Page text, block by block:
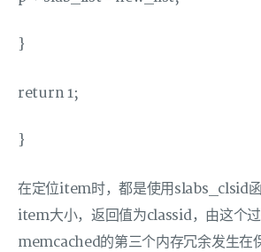
}
return 1;
}
在定位item时，都是使用slabs_clsid
item大小，返回值为classid，由这个过
memcached的第三个内存冗余发生在